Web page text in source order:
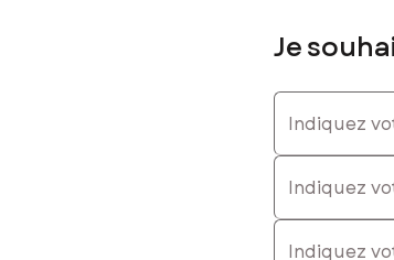
Je
Indiquez votre
Indiquez votre
E-mail